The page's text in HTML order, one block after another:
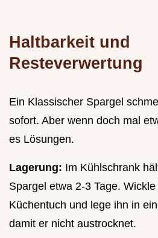
Haltbarkeit und
Resteverwertung
Ein Klassischer Spargel
sofort. Aber wenn doch mal
es Lösungen.
Lagerung: Im Kühlschrank
Spargel etwa 2-3 Tage.
Küchentuch und lege ihn in
damit er nicht austrocknet.